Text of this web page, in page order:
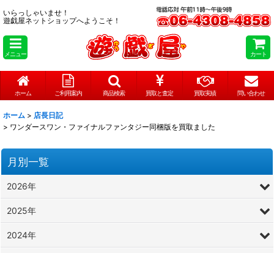
いらっしゃいませ！
遊戯屋ネットショップへようこそ！
メニュー カート
ホーム ご利用案内 商品検索 買取と査定 買取実績 問い合わせ
ホーム > 店長日記
> ワンダースワン・ファイナルファンタジー同梱版を買取ました
月別一覧
2026年
2025年
2024年